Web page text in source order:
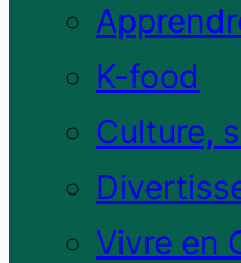
K-food
Culture,
Vivre en